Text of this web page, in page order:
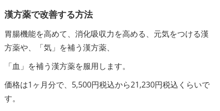
漢方薬で改善する方法
胃腸機能を高めて、消化吸収力を高める、元気をつける漢
方薬や、「気」を補う漢方薬、
「血」を補う漢方薬を服用します。
価格は1ヶ月分で、5,500円税込から21,230円税込くらいで
す。